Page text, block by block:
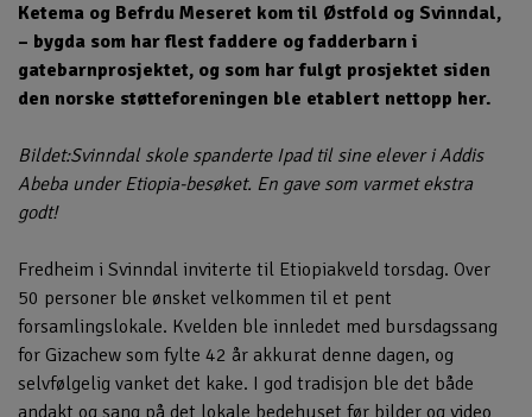
Ketema og Befrdu Meseret kom til Østfold og Svinndal,
– bygda som har flest faddere og fadderbarn i
gatebarnprosjektet, og som har fulgt prosjektet siden
den norske støtteforeningen ble etablert nettopp her.
Bildet:Svinndal skole spanderte Ipad til sine elever i Addis
Abeba under Etiopia-besøket. En gave som varmet ekstra
godt!
Fredheim i Svinndal inviterte til Etiopiakveld torsdag. Over
50 personer ble ønsket velkommen til et pent
forsamlingslokale. Kvelden ble innledet med bursdagssang
for Gizachew som fylte 42 år akkurat denne dagen, og
selvfølgelig vanket det kake. I god tradisjon ble det både